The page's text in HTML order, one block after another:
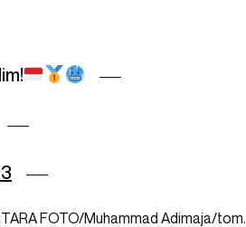
FOTO/Muhammad Adimaja/tom.